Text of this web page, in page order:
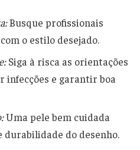
Busque profissionais
o estilo desejado.
Siga à risca as orientações
infecções e garantir boa
Uma pele bem cuidada
do desenho.